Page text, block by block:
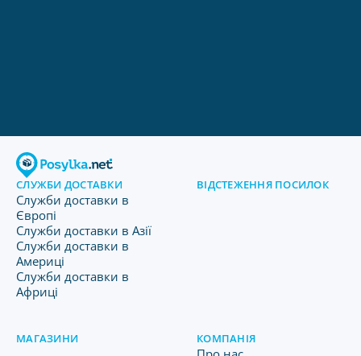
СЛУЖБИ ДОСТАВКИ
Служби доставки в
Європі
Служби доставки в Азії
Служби доставки в
Америці
Служби доставки в
Африці
ВІДСТЕЖЕННЯ ПОСИЛОК
МАГАЗИНИ КОМПАНІЯ